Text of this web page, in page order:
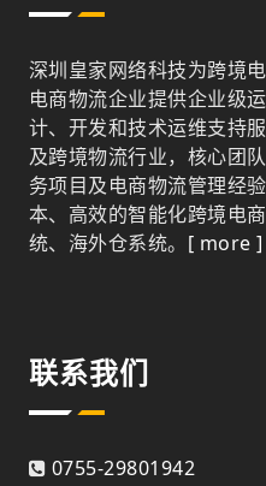
深圳皇家网络科技为跨境
电商物流企业提供企业级
计、开发和技术运维支持
及跨境物流行业，核心团
务项目及电商物流管理经
本、高效的智能化跨境电
统、海外仓系统。 [ more ]
联系我们
0755-29801942